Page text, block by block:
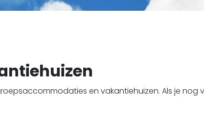
en vakantiehuizen. Als je nog